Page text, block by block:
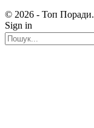
© 2026 - Топ Поради.
Sign in